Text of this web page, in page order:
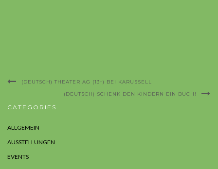
(DEUTSCH) THEATER AG (13+) BEI KARUSSELL
(DEUTSCH) SCHENK DEN KINDERN EIN BUCH!
CATEGORIES
ALLGEMEIN
AUSSTELLUNGEN
EVENTS